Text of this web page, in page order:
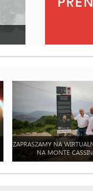
ZAPRASZAMY NA
NA MONTE